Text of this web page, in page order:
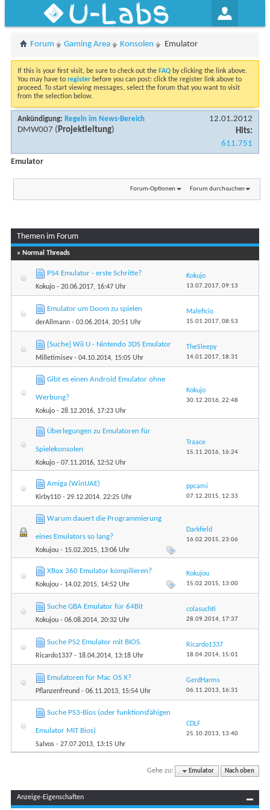
U-Labs
Forum Gaming Area Konsolen Emulator
If this is your first visit, be sure to check out the FAQ by clicking the link above.
You may have to register before you can post: click the register link above to
proceed. To start viewing messages, select the forum that you want to visit
from the selection below.
Ankündigung: Regeln im News-Bereich
DMW007 (Projektleitung)
12.01.2012
Hits:
611.751
Emulator
Forum-Optionen Forum durchsuchen
Themen im Forum
» Normal Threads
PS4 Emulator - erste Schritte?
Kokujo - 20.06.2017, 16:47 Uhr
Kokujo
13.07.2017, 09:13
Emulator um Doom zu spielen
derAllmann - 03.06.2014, 20:51 Uhr
Maleficio
15.01.2017, 08:53
[Suche] Wii U - Nintendo 3DS Emulator
Milletimisev- 04.10.2014, 15:05 Uhr
TheSleepy
14.01.2017, 18:31
Gibt es einen Android Emulator ohne
Werbung?
Kokujo - 28.12.2016, 17:23 Uhr
Kokujo
30.12.2016, 22:48
Überlegungen zu Emulatoren für
Spielekonsolen
Kokujo - 07.11.2016, 12:52 Uhr
Traace
15.11.2016, 16:24
Amiga (WinUAE)
Kirby110 - 29.12.2014, 22:25 Uhr
ppcami
07.12.2015, 12:33
Warum dauert die Programmierung
eines Emulators so lang?
Kokujou - 15.02.2015, 13:06 Uhr
Darkfield
16.02.2015, 23:06
XBox 360 Emulator kompilieren?
Kokujou - 14.02.2015, 14:52 Uhr
Kokujou
15.02.2015, 13:00
Suche GBA Emulator für 64Bit
Kokujou - 06.08.2014, 20:32 Uhr
colasuchti
28.09.2014, 17:37
Suche PS2 Emulator mit BIOS.
Ricardo1337 - 18.04.2014, 13:18 Uhr
Ricardo1337
18.04.2014, 15:01
Emulatoren für Mac OS X?
Pflanzenfreund - 06.11.2013, 15:54 Uhr
GerdHarms
06.11.2013, 16:31
Suche PS3-Bios (oder funktionsfähigen
Emulator MIT Bios)
Salvos - 27.07.2013, 13:15 Uhr
CDLF
25.10.2013, 13:40
Gehe zu: Emulator Nach oben
Anzeige-Eigenschaften